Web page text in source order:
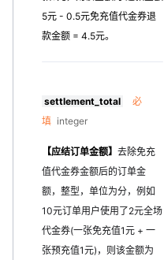
5元 - 0.5元免充值代金券退
款金额 = 4.5元。
settlement_total
必
填 integer
【应结订单金额】 去除免充
值代金券金额后的订单金
额，整型，单位为分，例如
10元订单用户使用了2元全场
代金券(一张免充值1元 + 一
张预充值1元)，则该金额为